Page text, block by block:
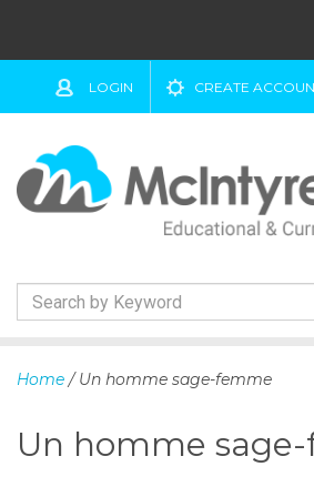
LOGIN CREATE
kHome / Un homme sage-femme
Un homme